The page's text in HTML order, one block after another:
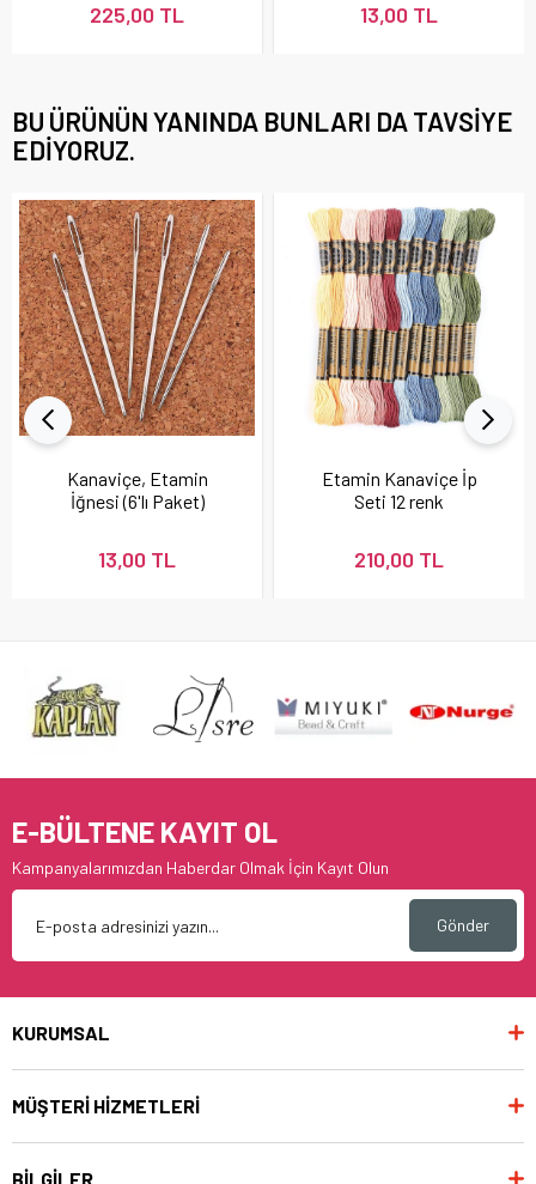
225,00 TL 13,00 TL
BU ÜRÜNÜN YANINDA BUNLARI DA TAVSIYE
EDIYORUZ.
Kanaviçe, Etamin
İğnesi (6'lı Paket)
13,00 TL
Etamin Kanaviçe İp
Seti 12 renk
210,00 TL
E-BÜLTENE KAYIT OL
Kampanyalarımızdan Haberdar Olmak İçin Kayıt Olun
Gönder
KURUMSAL
MÜŞTERİ HİZMETLERİ
BİLGİLER